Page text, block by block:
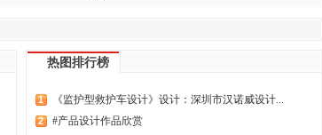
热图排行榜
1 《监护型救护车设计》设计：深圳市汉诺威设计...
2 #产品设计作品欣赏